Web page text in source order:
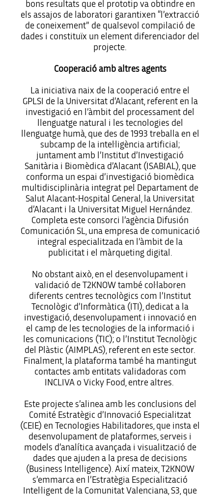
bons resultats que el prototip va obtindre en
els assajos de laboratori garantixen “l’extracció
de coneixement” de qualsevol compilació de
dades i constituïx un element diferenciador del
projecte.
Cooperació amb altres agents
La iniciativa naix de la cooperació entre el
GPLSI de la Universitat d’Alacant, referent en la
investigació en l’àmbit del processament del
llenguatge natural i les tecnologies del
llenguatge humà, que des de 1993 treballa en el
subcamp de la intel·ligència artificial;
juntament amb l’Institut d’Investigació
Sanitària i Biomèdica d’Alacant (ISABIAL), que
conforma un espai d’investigació biomèdica
multidisciplinària integrat pel Departament de
Salut Alacant-Hospital General, la Universitat
d’Alacant i la Universitat Miguel Hernández.
Completa este consorci l’agència Difusión
Comunicación SL, una empresa de comunicació
integral especialitzada en l’àmbit de la
publicitat i el màrqueting digital.
No obstant això, en el desenvolupament i
validació de T2KNOW també col·laboren
diferents centres tecnològics com l’Institut
Tecnològic d’Informàtica (ITI), dedicat a la
investigació, desenvolupament i innovació en
el camp de les tecnologies de la informació i
les comunicacions (TIC); o l’Institut Tecnològic
del Plàstic (AIMPLAS), referent en este sector.
Finalment, la plataforma també ha mantingut
contactes amb entitats validadoras com
INCLIVA o Vicky Food, entre altres.
Este projecte s’alinea amb les conclusions del
Comité Estratègic d’Innovació Especialitzat
(CEIE) en Tecnologies Habilitadores, que insta el
desenvolupament de plataformes, serveis i
models d’analítica avançada i visualització de
dades que ajuden a la presa de decisions
(Business Intelligence). Així mateix, T2KNOW
s’emmarca en l’Estratègia Especialització
Intel·ligent de la Comunitat Valenciana, S3, que